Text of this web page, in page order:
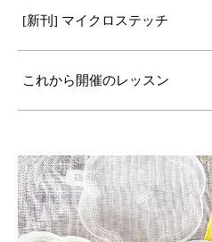
[新刊] マイクロステッチ
これから開催のレッスン